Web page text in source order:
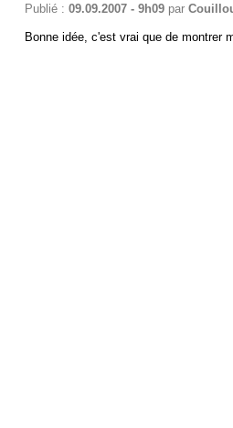
Publié : 09.09.2007 - 9h09par
Bonne idée, c'est vrai que de montrer